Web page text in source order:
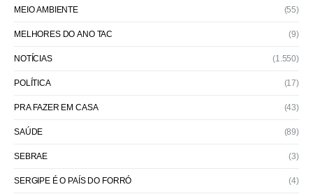
MEIO AMBIENTE (55)
MELHORES DO ANO TAC (9)
NOTÍCIAS (1.550)
POLÍTICA (17)
PRA FAZER EM CASA (43)
SAÚDE (89)
SEBRAE (3)
SERGIPE É O PAÍS DO FORRÓ (4)